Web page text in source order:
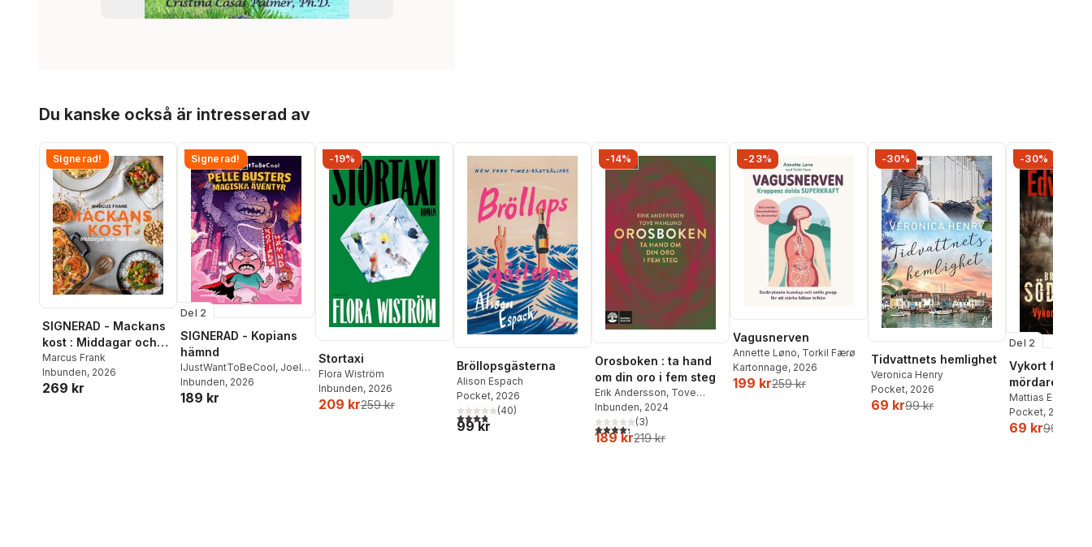
Du kanske också är intresserad av
Signerad!
SIGNERAD - Mackans
kost : Middagar och
matlådor
Marcus Frank
Inbunden, 2026
269 kr
Signerad!
Del 2
SIGNERAD - Kopians
hämnd
IJustWantToBeCool, Joel
Adolphson,Emil Ejdemo
Beer ,Victor Beer
Inbunden, 2026
189 kr
-19%
Stortaxi
Flora Wiström
Inbunden, 2026
209 kr259 kr
Bröllopsgästerna
Alison Espach
Pocket, 2026
3,8utav 5 stjärnor. Totalt antal röster:
(40)
99 kr
-14%
Orosboken : ta hand
om din oro i fem steg
Erik Andersson, Tove
Wahlund
Inbunden, 2024
4,3utav 5 stjärnor. Totalt antal röster:
(3)
189 kr219 kr
-23%
Vagusnerven
Annette Løno, Torkil Færø
Kartonnage, 2026
199 kr259 kr
-30%
Tidvattnets hemlighet
Veronica Henry
Pocket, 2026
69 kr99 kr
-30%
Del 2
Vykort från en
mördare
Mattias
Pocket, 2026
69 kr99 kr